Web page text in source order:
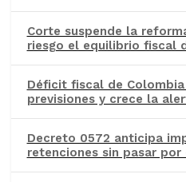
Corte suspende la
riesgo el equilibrio fiscal
Déficit fiscal de
previsiones y crece la
Decreto 0572 anticipa
retenciones sin pasar por